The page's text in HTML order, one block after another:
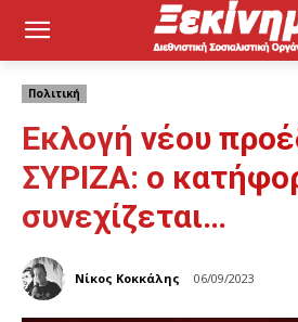
Πολιτική
Εκλογή νέου
ΣΥΡΙΖΑ: ο
συνεχίζεται…
Νίκος Κοκκάλης 06/09/2023